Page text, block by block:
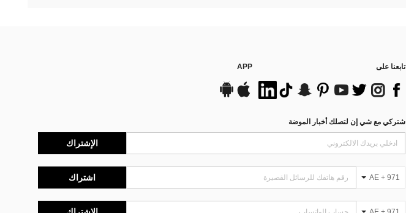
تابعنا على APP
شتركي مع شي إن لتصلك أخبار الموضة
الإشتراك
AE + 971 اشتراك